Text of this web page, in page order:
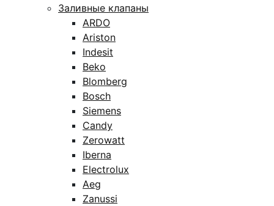
Заливные клапаны
ARDO
Ariston
Indesit
Beko
Blomberg
Bosch
Siemens
Candy
Zerowatt
Iberna
Electrolux
Aeg
Zanussi